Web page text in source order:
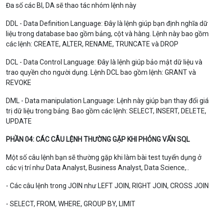
Đa số các BI, DA sẽ thao tác nhóm lệnh này
DDL - Data Definition Language: Đây là lệnh giúp bạn định nghĩa dữ
liệu trong database bao gồm bảng, cột và hàng. Lệnh này bao gồm
các lệnh: CREATE, ALTER, RENAME, TRUNCATE và DROP
DCL - Data Control Language: Đây là lệnh giúp bảo mật dữ liệu và
trao quyền cho người dụng. Lệnh DCL bao gồm lệnh: GRANT và
REVOKE
DML - Data manipulation Language: Lệnh này giúp bạn thay đổi giá
trị dữ liệu trong bảng. Bao gồm các lệnh: SELECT, INSERT, DELETE,
UPDATE
PHẦN 04: CÁC CÂU LỆNH THƯỜNG GẶP KHI PHỎNG VẤN SQL
Một số câu lệnh bạn sẽ thường gặp khi làm bài test tuyển dụng ở
các vị trí như Data Analyst, Business Analyst, Data Science,..
- Các câu lệnh trong JOIN như LEFT JOIN, RIGHT JOIN, CROSS JOIN
- SELECT, FROM, WHERE, GROUP BY, LIMIT